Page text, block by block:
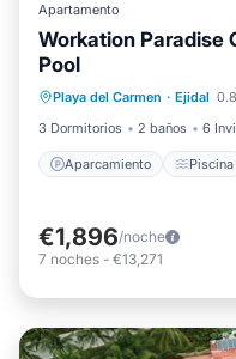
Apartamento
Workation Paradise
Pool
Playa del Carmen · Ejidal
3 Dormitorios
2 baños 6
Aparcamiento Piscina
Balcón/Terraza
€1,896/noche
7 noches - €13,271